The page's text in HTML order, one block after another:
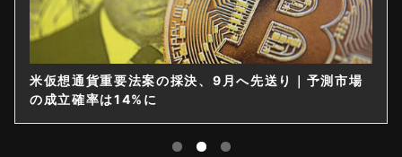
米仮想通貨重要法案の採決、9月へ先送り｜予測市場
の成立確率は14%に